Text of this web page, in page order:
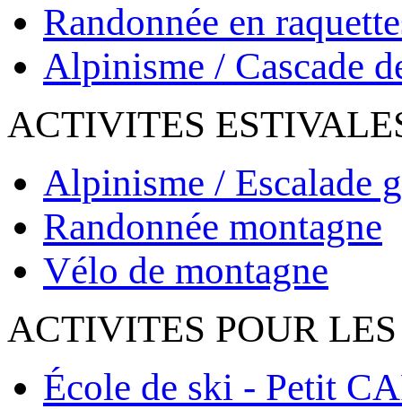
Randonnée en
Alpinisme / Cascade
ACTIVITES
Alpinisme / Escalade
Randonnée montagne
Vélo de montagne
ACTIVITES POUR
École de ski - Petit